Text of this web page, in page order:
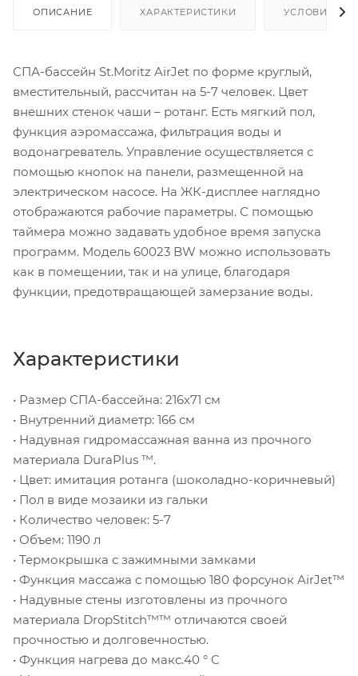
ОПИСАНИЕ ХАРАКТЕРИСТИКИ УСЛОВИЯ
СПА-бассейн St.Moritz AirJet по форме круглый,
вместительный, рассчитан на 5-7 человек. Цвет
внешних стенок чаши – ротанг. Есть мягкий пол,
функция аэромассажа, фильтрация воды и
водонагреватель. Управление осуществляется с
помощью кнопок на панели, размещенной на
электрическом насосе. На ЖК-дисплее наглядно
отображаются рабочие параметры. С помощью
таймера можно задавать удобное время запуска
программ. Модель 60023 BW можно использовать
как в помещении, так и на улице, благодаря
функции, предотвращающей замерзание воды.
Характеристики
• Размер СПА-бассейна: 216х71 см
• Внутренний диаметр: 166 см
• Надувная гидромассажная ванна из прочного
материала DuraPlus ™.
• Цвет: имитация ротанга (шоколадно-коричневый)
• Пол в виде мозаики из гальки
• Количество человек: 5-7
• Объем: 1190 л
• Термокрышка с зажимными замками
• Функция массажа с помощью 180 форсунок AirJet™
• Надувные стены изготовлены из прочного
материала DropStitch™™ отличаются своей
прочностью и долговечностью.
• Функция нагрева до макс.40 ° C